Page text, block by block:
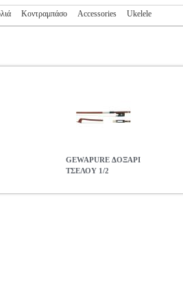
Κοντραμπάσο Accessories Ukelele
GEWAPURE ΔΟΞΑΡΙ
ΤΣΕΛΟΥ 1/2
ΕΓΧΟΡΔΑ ΟΡΧΗΣΤΡΑΣ-